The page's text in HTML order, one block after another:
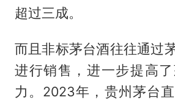
超过三成。
而且非标茅台酒往往通过
进行销售，进一步提高
力。2023年，贵州茅台